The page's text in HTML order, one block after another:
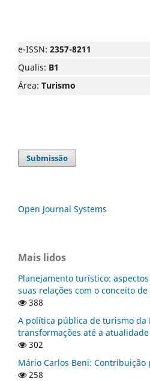
e-ISSN: 2357-8211
Qualis: B1
Área: Turismo
Submissão
Open Journal Systems
Mais lidos
Planejamento turístico:
suas relações com o conceito
388
A política pública de turismo da
transformações até a atualidade
302
Mário Carlos Beni:
258